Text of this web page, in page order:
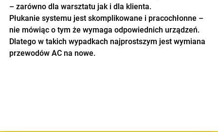
– zarówno dla warsztatu jak i dla klienta.
Płukanie systemu jest skomplikowane i pracochłonne –
nie mówiąc o tym że wymaga odpowiednich urządzeń.
Dlatego w takich wypadkach najprostszym jest wymiana
przewodów AC na nowe.